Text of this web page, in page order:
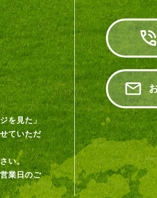
を見た」
ていただ
い。
業日のご